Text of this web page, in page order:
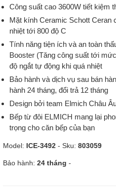
Công suất cao 3600W tiết kiệm
Mặt kính Ceramic Schott Ceran
nhiệt tới 800 độ C
Tính năng tiện ích và an toàn
Booster (Tăng công suất tới
độ ngắt tự động khi quá nhiệt
Bảo hành và dịch vụ sau bán
hành 24 tháng, đổi trả 12 tháng
Design bởi team Elmich Châu
Bếp từ đôi ELMICH mang lại
trọng cho căn bếp của bạn
Model: ICE-3492 - Sku: 803059
Bảo hành: 24 tháng -